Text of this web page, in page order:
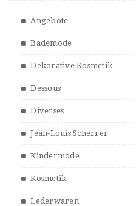
Angebote
Bademode
Dekorative Kosmetik
Dessous
Diverses
Jean-Louis Scherrer
Kindermode
Kosmetik
Lederwaren